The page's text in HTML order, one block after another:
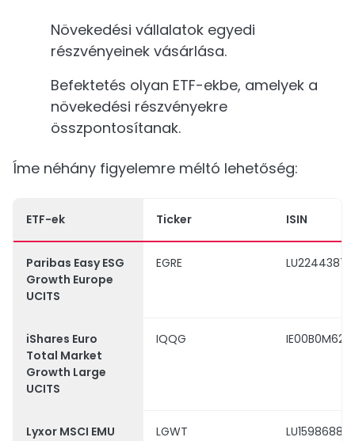
Növekedési vállalatok egyedi
részvényeinek vásárlása.
Befektetés olyan ETF-ekbe, amelyek a
növekedési részvényekre
összpontosítanak.
Íme néhány figyelemre méltó lehetőség:
ETF-ek Ticker ISIN
Paribas Easy ESG
Growth Europe
UCITS
EGRE
iShares Euro
Total Market
Growth Large
UCITS
IQQG
Lyxor MSCI EMU
LGWT